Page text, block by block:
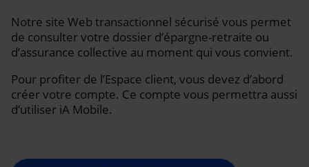
Notre site Web transactionnel sécurisé vous permet
de consulter votre dossier d’épargne-retraite ou
d’assurance collective au moment qui vous convient.
Pour profiter de l’Espace client, vous devez d’abord
créer votre compte. Ce compte vous permettra aussi
d’utiliser iA Mobile.